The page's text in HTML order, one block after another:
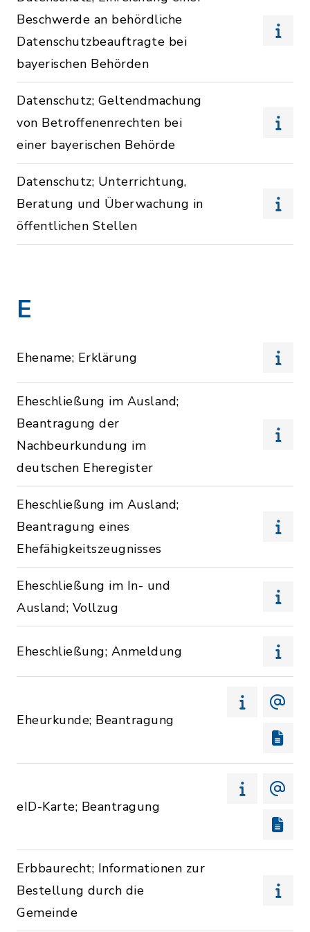
Beschwerde an behördliche
Datenschutzbeauftragte bei
bayerischen Behörden
Datenschutz; Geltendmachung
von Betroffenenrechten bei
einer bayerischen Behörde
Datenschutz; Unterrichtung,
Beratung und Überwachung in
öffentlichen Stellen
E
Ehename; Erklärung
Eheschließung im Ausland;
Beantragung der
Nachbeurkundung im
deutschen Eheregister
Eheschließung im Ausland;
Beantragung eines
Ehefähigkeitszeugnisses
Eheschließung im In- und
Ausland; Vollzug
Eheschließung; Anmeldung
Eheurkunde; Beantragung
eID-Karte; Beantragung
Erbbaurecht; Informationen zur
Bestellung durch die
Gemeinde